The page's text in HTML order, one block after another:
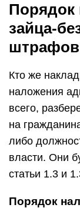
Порядок
зайца-
штрафов
Кто же
наложения
всего,
на
либо
власти. Они
статьи 1.3 и
Порядок